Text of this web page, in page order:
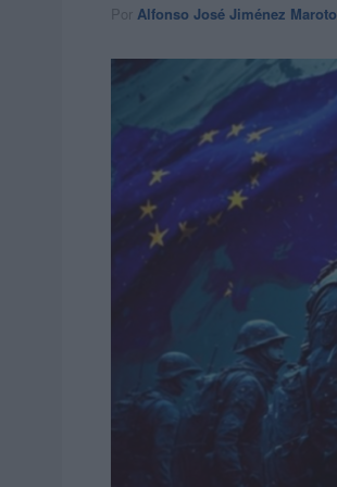
Por Alfonso José Jiménez Maroto